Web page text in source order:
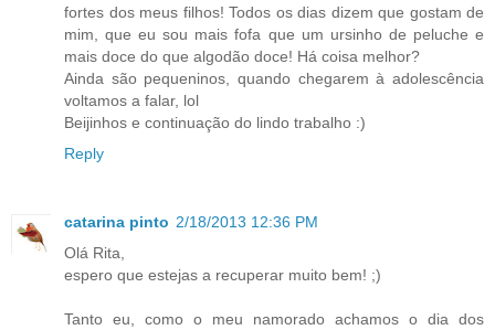
fortes dos meus filhos! Todos os dias dizem que gostam de
mim, que eu sou mais fofa que um ursinho de peluche e
mais doce do que algodão doce! Há coisa melhor?
Ainda são pequeninos, quando chegarem à adolescência
voltamos a falar, lol
Beijinhos e continuação do lindo trabalho :)
Reply
catarina pinto 2/18/2013 12:36 PM
Olá Rita,
espero que estejas a recuperar muito bem! ;)
Tanto eu, como o meu namorado achamos o dia dos